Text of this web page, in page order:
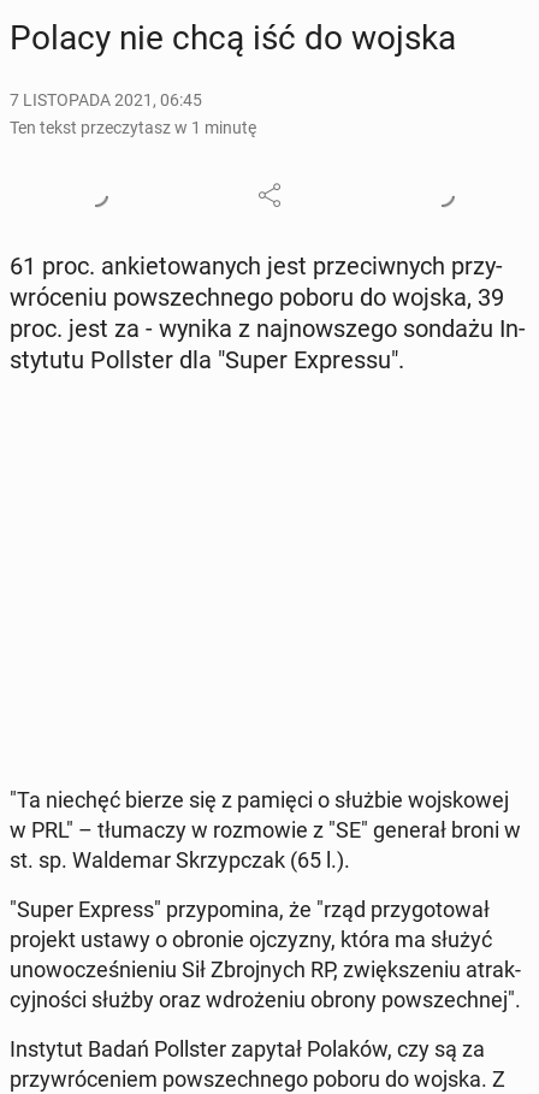
Polacy nie chcą iść do wojska
7 LISTOPADA 2021, 06:45
Ten tekst przeczytasz w 1 minutę
61 proc. an­kie­to­wa­nych jest prze­ciw­nych przy­
wró­ce­niu po­wszech­ne­go poboru do wojska, 39
proc. jest za - wynika z naj­now­sze­go sondażu In­
sty­tu­tu Pol­l­ster dla "Super Expres­su".
"Ta niechęć bierze się z pamięci o służbie woj­sko­wej
w PRL" – tłu­ma­czy w roz­mo­wie z "SE" generał broni w
st. sp. Wal­de­mar Skrzyp­czak (65 l.).
"Super Express" przy­po­mi­na, że "rząd przy­go­to­wał
projekt ustawy o obronie oj­czy­zny, która ma służyć
uno­wo­cze­śnie­niu Sił Zbroj­nych RP, zwięk­sze­niu atrak­
cyj­no­ści służby oraz wdro­że­niu obrony po­wszech­nej".
In­sty­tut Badań Pol­l­ster zapytał Polaków, czy są za
przy­wró­ce­niem po­wszech­ne­go poboru do wojska. Z